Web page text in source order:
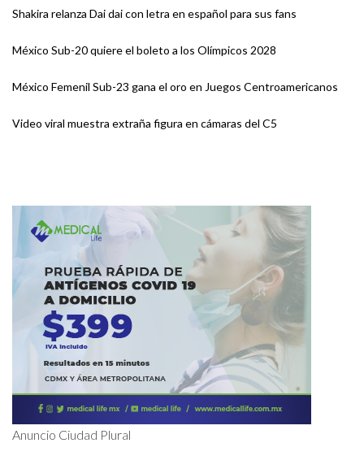
Shakira relanza Dai dai con letra en español para sus fans
México Sub-20 quiere el boleto a los Olímpicos 2028
México Femenil Sub-23 gana el oro en Juegos Centroamericanos
Video viral muestra extraña figura en cámaras del C5
Anuncio Ciudad Plural